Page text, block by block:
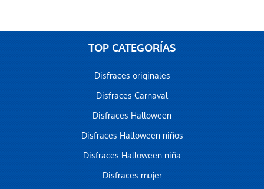
TOP CATEGORÍAS
Disfraces originales
Disfraces Carnaval
Disfraces Halloween
Disfraces Halloween niños
Disfraces Halloween niña
Disfraces mujer